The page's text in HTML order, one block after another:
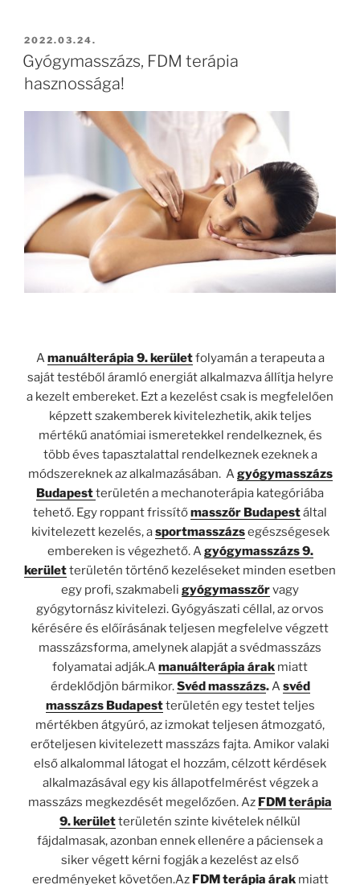
BEKÜLDVE:
2022.03.24.
Gyógymasszázs, FDM terápia
hasznossága!
A manuálterápia 9. kerületfolyamán a terapeuta a
saját testéből áramló energiát alkalmazva állítja helyre
a kezelt embereket. Ezt a kezelést csak is megfelelően
képzett szakemberek kivitelezhetik, akik teljes
mértékű anatómiai ismeretekkel rendelkeznek, és
több éves tapasztalattal rendelkeznek ezeknek a
módszereknek az alkalmazásában. A gyógymasszázs
Budapestterületén a mechanoterápia kategóriába
tehető. Egy roppant frissítőmasszőr Budapestáltal
kivitelezett kezelés, asportmasszázsegészségesek
embereken is végezhető. A gyógymasszázs 9.
kerületterületén történő kezeléseket minden esetben
egy profi, szakmabeli gyógymasszőrvagy
gyógytornász kivitelezi. Gyógyászati céllal, az orvos
kérésére és előírásának teljesen megfelelve végzett
masszázsforma, amelynek alapját a svédmasszázs
folyamatai adják.A manuálterápia árak miatt
érdeklődjön bármikor.Svéd masszázs. A svéd
masszázs Budapestterületén egy testet teljes
mértékben átgyúró, az izmokat teljesen átmozgató,
erőteljesen kivitelezett masszázs fajta. Amikor valaki
első alkalommal látogat el hozzám, célzott kérdések
alkalmazásával egy kis állapotfelmérést végzek a
masszázs megkezdését megelőzően. Az FDM terápia
9. kerületterületén szinte kivételek nélkül
fájdalmasak, azonban ennek ellenére a páciensek a
siker végett kérni fogják a kezelést az első
eredményeket követően.Az FDM terápia árakmiatt